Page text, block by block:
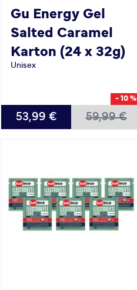
- 10 %
Gu Energy Gel
Salted Caramel
Karton (24 x 32g)
Unisex
53,99 € 59,99 €